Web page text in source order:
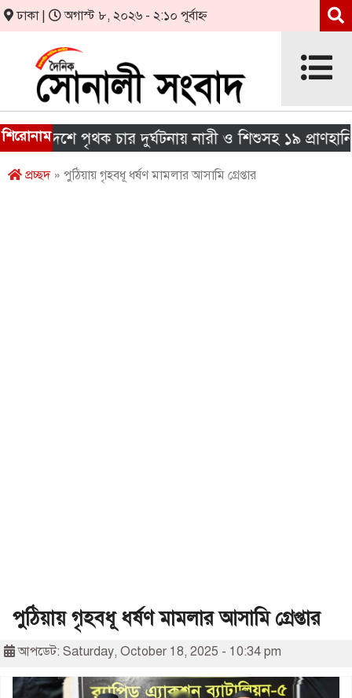
ঢাকা | অগাস্ট ৮, ২০২৬ - ২:১০ পূর্বাহ্ন
শিরোনাম
দেশে পৃথক চার দুর্ঘটনায় নারী ও শিশুসহ ১৯ প্রাণহানি
প্রচ্ছদ» পুঠিয়ায় গৃহবধূ ধর্ষণ মামলার আসামি গ্রেপ্তার
পুঠিয়ায় গৃহবধূ ধর্ষণ মামলার আসামি গ্রেপ্তার
আপডেট: Saturday, October 18, 2025 - 10:34 pm